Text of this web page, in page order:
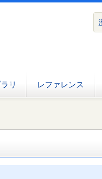
リ レファレンス